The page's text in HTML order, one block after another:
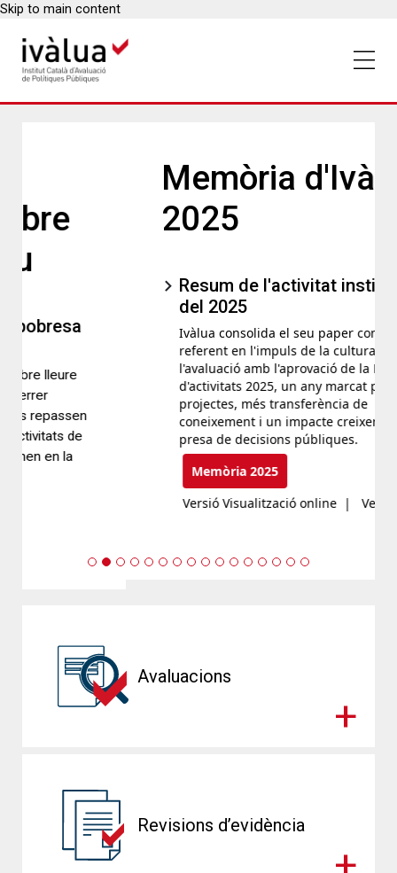
Skip to main content
Memòria d'Ivàlua
2025
Resum de l'activitat institucional
Ivàlua consolida el seu paper com a
referent en l'impuls de la cultura de
l'avaluació amb l'aprovació de la Memòria
d'activitats 2025, un any marcat per 52
projectes, més transferència de
coneixement i un impacte creixent en la
presa de decisions públiques.
Versió Visualització online|Versió pdf
Avaluacions
Revisions d’evidència